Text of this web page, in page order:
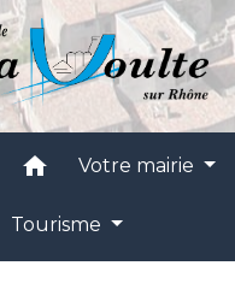
home Votre mairie
Tourisme